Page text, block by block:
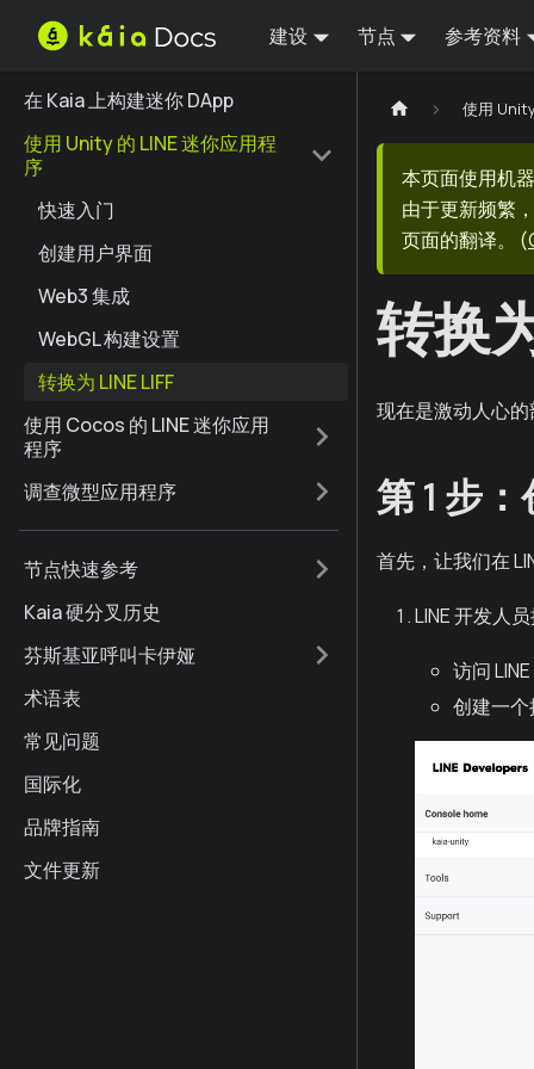
建设 节点 参考资料
在 Kaia 上构建迷你 DApp
使用 Unity 的 LINE 迷你应用程
序
快速入门
创建用户界面
Web3 集成
WebGL 构建设置
转换为 LINE LIFF
使用 Cocos 的 LINE 迷你应用
程序
调查微型应用程序
节点快速参考
Kaia 硬分叉历史
芬斯基亚呼叫卡伊娅
术语表
常见问题
国际化
品牌指南
文件更新
使用
本页面使用机
由于更新频繁
页面的翻译。
(
转换
现在是激动人心的
第 1 步
首先，让我们在
LINE 开发人
访问
创建一